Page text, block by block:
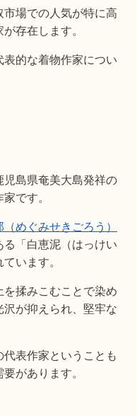
場での人気が特に高
存在します。
的な着物作家につい
島県奄美大島発祥の
です。
めぐみせきごろう）
「白恵泥（はっけい
います。
を揉みこむことで染め
が抑えられ、堅牢な
表作家ということも
があります。